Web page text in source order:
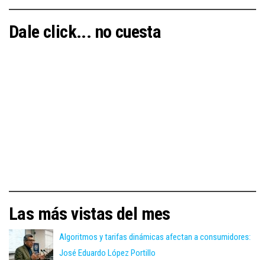
Dale click... no cuesta
Las más vistas del mes
Algoritmos y tarifas dinámicas afectan a consumidores:
José Eduardo López Portillo